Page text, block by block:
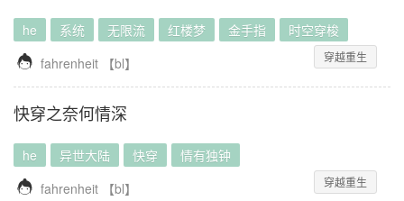
he 系统 无限流 红楼梦 金手指 时空穿梭
 fahrenheit 【bl】 穿越重生
快穿之奈何情深
he 异世大陆 快穿 情有独钟
 fahrenheit 【bl】 穿越重生